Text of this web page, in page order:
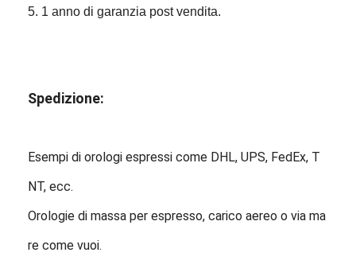
5. 1 anno di garanzia post vendita.
Spedizione:
Esempi di orologi espressi come DHL, UPS, FedEx, T
NT, ecc.
Orologie di massa per espresso, carico aereo o via ma
re come vuoi.